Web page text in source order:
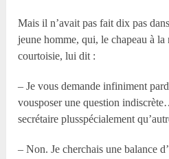
Mais il n’avait pas fait dix pas
jeune homme, qui, le chapeau à
courtoisie, lui dit :
– Je vous demande infiniment
vousposer une question
secrétaire plusspécialement
– Non. Je cherchais une balance